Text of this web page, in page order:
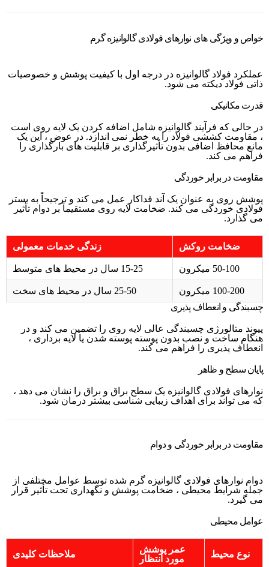
خواص و ویژگی های نوارهای فولادی گالوانیزه گرم
عملکرد فولاد گالوانیزه در درجه اول با کیفیت پوشش و خصوصیات
ذاتی فولاد دیکته می شود.
قدرت مکانیکی
در حالی که فرآیند گالوانیزه شامل اضافه کردن یک لایه روی است
، مقاومت کششی فولاد را به خطر نمی اندازد. در عوض ، این یک
مانع محافظ اضافی بدون تأثیرگذاری بر قابلیت های بارگذاری را
فراهم می کند.
مقاومت در برابر خوردگی
پوشش روی به عنوان یک آند فداکار عمل می کند و ترجیحاً به بستر
فولادی خوردگی می کند. ضخامت لایه روی مستقیماً بر دوام تأثیر
می گذارد.
ضخامت روکش زندگی خدمات معمولی
50-100 میکرون 15-25 سال در محیط های متوسط
100-200 میکرون
25-50 سال در محیط های سخت
چسبندگی و انعطاف پذیری
پیوند متالورژی چسبندگی عالی لایه روی را تضمین می کند و در
هنگام ساخت و نصب بدون پوسته پوسته شدن یا لایه برداری ،
انعطاف پذیری را فراهم می کند.
پایان سطح و ظاهر
نوارهای فولادی گالوانیزه یک سطح براق و براق را نشان می دهد ،
که می تواند برای اهداف زیبایی شناسی بیشتر درمان شود.
مقاومت در برابر خوردگی و دوام
دوام نوارهای فولادی گالوانیزه گرم شده توسط عوامل مختلفی از
جمله شرایط محیطی ، ضخامت پوشش و نگهداری تحت تأثیر قرار
می گیرد.
عوامل محیطی
نوع محیط
عمر پوشش
مورد انتظار
ملاحظات کلیدی